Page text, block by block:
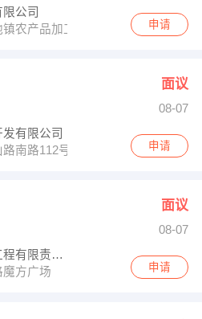
公司
镇农产品加工区内新疆中驼生物科技
申请
面议
08-07
有限公司
南路112号
申请
面议
08-07
新疆竣祥建筑安装工程有限责任公司
方广场
申请